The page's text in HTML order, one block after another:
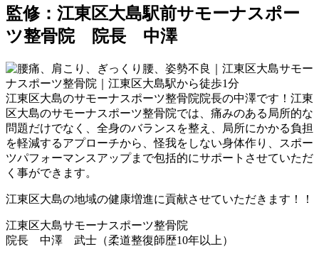
監修：江東区大島駅前サモーナスポー
ツ整骨院 院長 中澤
江東区大島のサモーナスポーツ整骨院院長の中澤です！江東
区大島のサモーナスポーツ整骨院では、痛みのある局所的な
問題だけでなく、全身のバランスを整え、局所にかかる負担
を軽減するアプローチから、怪我をしない身体作り、スポー
ツパフォーマンスアップまで包括的にサポートさせていただ
く事ができます。
江東区大島の地域の健康増進に貢献させていただきます！！
江東区大島サモーナスポーツ整骨院
院長 中澤 武士（柔道整復師歴10年以上）